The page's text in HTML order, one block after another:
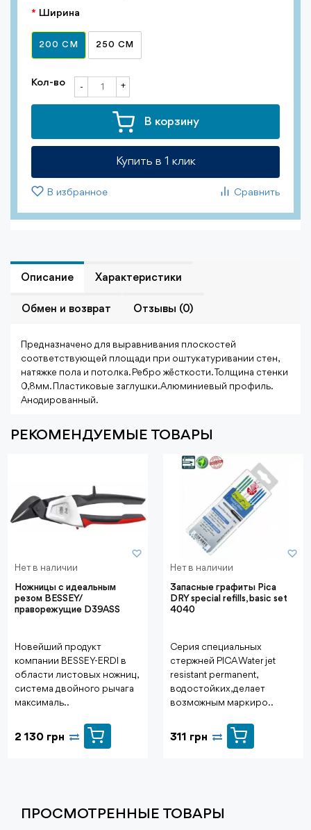
Ширина
200 СМ 250 СМ
Кол-во +
-
В корзину
Купить в 1 клик
Сравнить
В избранное
Описание Характеристики
Обмен и возврат Отзывы (0)
Предназначено для выравнивания плоскостей
соответствующей площади при оштукатуривании стен,
натяжке пола и потолка. Ребро жёсткости. Толщина стенки
0,8мм. Пластиковые заглушки. Алюминиевый профиль.
Анодированный.
РЕКОМЕНДУЕМЫЕ ТОВАРЫ
Нет в наличии
Ножницы с идеальным
резом BESSEY/
праворежущие D39ASS
Новейший продукт
компании BESSEY-ERDI в
области листовых ножниц,
система двойного рычага
максималь..
2 130 грн
Нет в наличии
Запасные графиты Pica
DRY special refills, basic set
4040
Серия специальных
стержней PICA Water jet
resistant permanent,
водостойких, делает
возможным маркиро..
311 грн
ПРОСМОТРЕННЫЕ ТОВАРЫ